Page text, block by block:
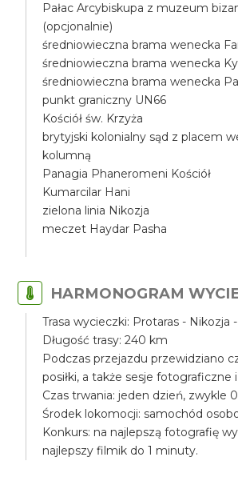
Pałac Arcybiskupa z muzeum
(opcjonalnie)
średniowieczna brama wenecka
średniowieczna brama wenecka
średniowieczna brama wenecka
punkt graniczny UN66
Kościół św. Krzyża
brytyjski kolonialny sąd z placem
kolumną
Panagia Phaneromeni Kościół
Kumarcilar Hani
zielona linia Nikozja
meczet Haydar Pasha
HARMONOGRAM
Trasa wycieczki: Protaras - Nikozja
Długość trasy: 240 km
Podczas przejazdu przewidziano
posiłki, a także sesje fotograficzne
Czas trwania: jeden dzień, zwykle
Środek lokomocji: samochód
Konkurs: na najlepszą fotografię
najlepszy filmik do 1 minuty.